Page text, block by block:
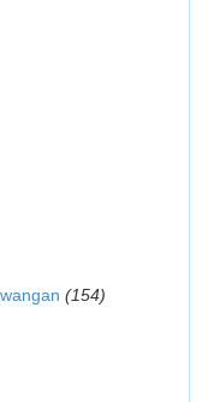
(154)